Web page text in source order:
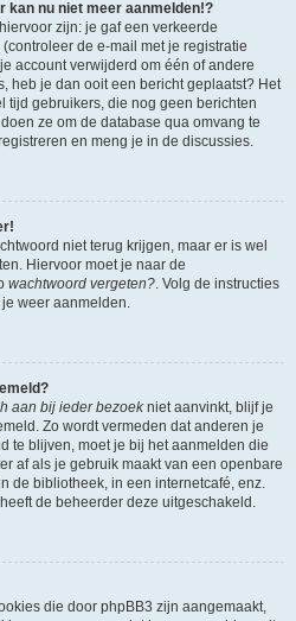
kan nu niet meer aanmelden!?
zijn: je gaf een verkeerde
de e-mail met je registratie
account verwijderd om één of andere
heb je dan ooit een bericht geplaatst? Het
tijd gebruikers, die nog geen berichten
ze om de database qua omvang te
en meng je in de discussies.
niet terug krijgen, maar er is wel
Hiervoor moet je naar de
wachtwoord vergeten?. Volg de instructies
weer aanmelden.
aan bij ieder bezoekniet aanvinkt, blijf je
Zo wordt vermeden dat anderen je
te blijven, moet je bij het aanmelden die
af als je gebruik maakt van een openbare
de bibliotheek, in een internetcafé, enz.
de beheerder deze uitgeschakeld.
die door phpBB3 zijn aangemaakt,